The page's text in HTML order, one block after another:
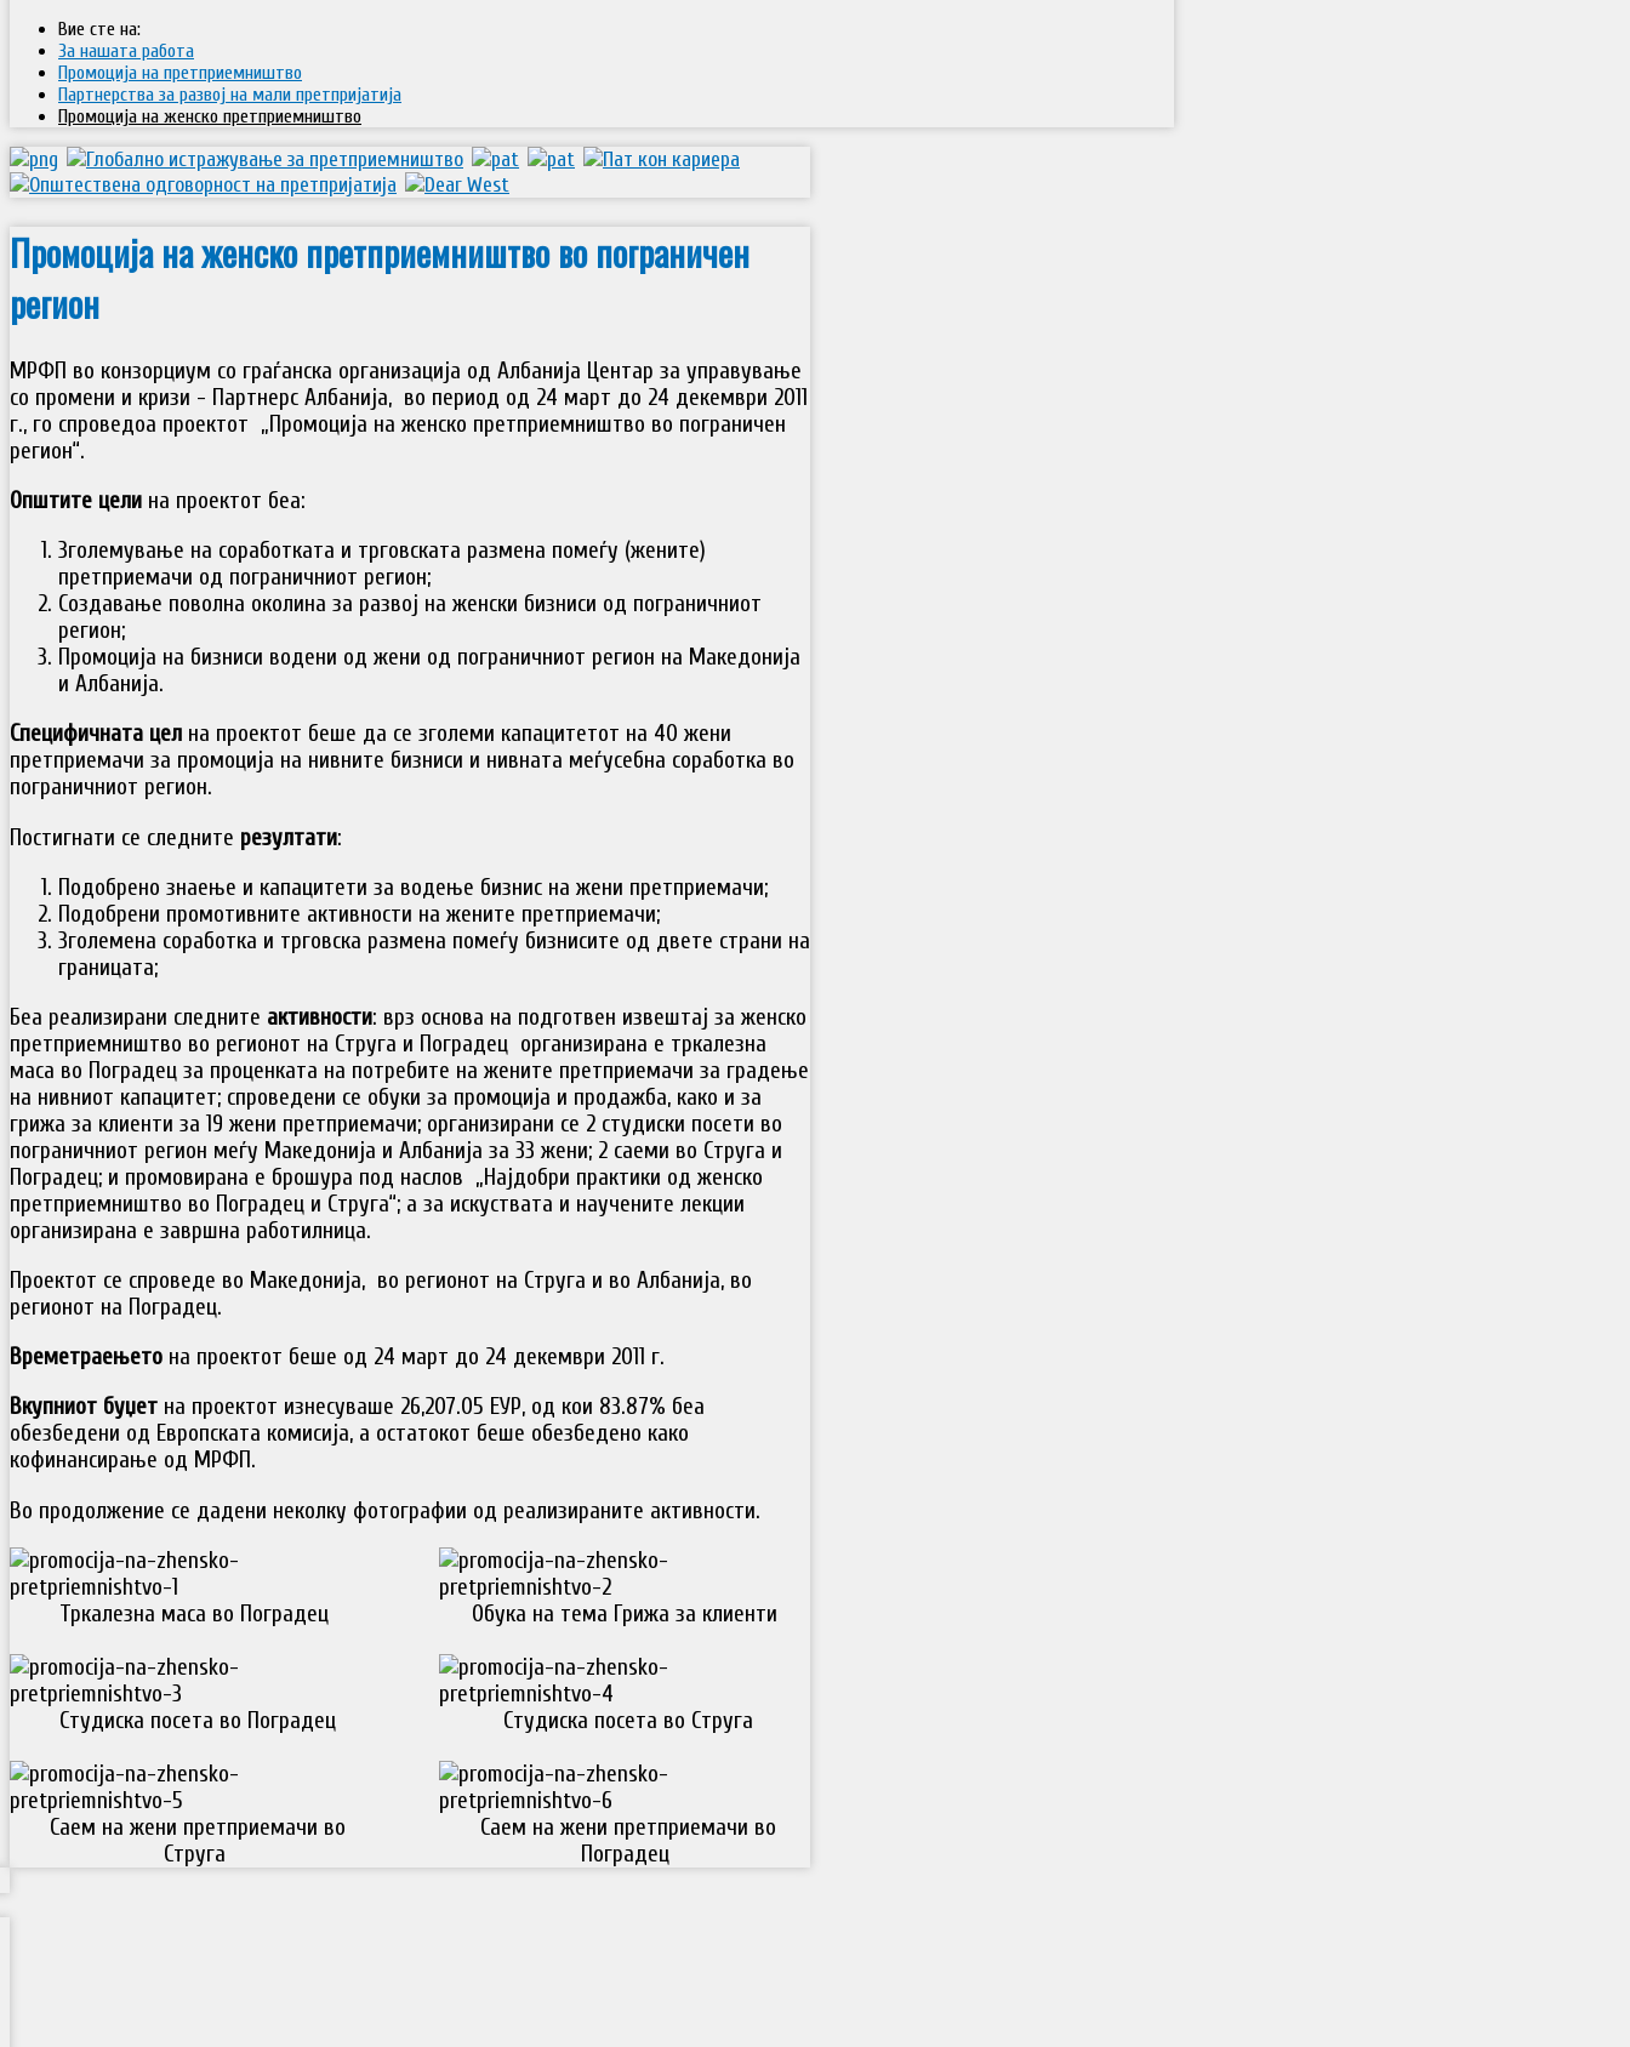
Вие сте на:
За нашата работа
Промоција на претприемништво
Партнерства за развој на мали претпријатија
Промоција на женско претприемништво
Промоција на женско претприемништво во пограничен
регион
МРФП во конзорциум со граѓанска организација од Албанија Центар за управување
со промени и кризи - Партнерс Албанија, во период од 24 март до 24 декември 2011
г., го спроведоа проектот „Промоција на женско претприемништво во пограничен
регион“.
Општите цели на проектот беа:
Зголемување на соработката и трговската размена помеѓу (жените)
претприемачи од пограничниот регион;
Создавање поволна околина за развој на женски бизниси од пограничниот
регион;
Промоција на бизниси водени од жени од пограничниот регион на Македонија
и Албанија.
Специфичната цел на проектот беше да се зголеми капацитетот на 40 жени
претприемачи за промоција на нивните бизниси и нивната меѓусебна соработка во
пограничниот регион.
Постигнати се следните резултати:
Подобрено знаење и капацитети за водење бизнис на жени претприемачи;
Подобрени промотивните активности на жените претприемачи;
Зголемена соработка и трговска размена помеѓу бизнисите од двете страни на
границата;
Беа реализирани следните активности: врз основа на подготвен извештај за женско
претприемништво во регионот на Струга и Поградец организирана е тркалезна
маса во Поградец за проценката на потребите на жените претприемачи за градење
на нивниот капацитет; спроведени се обуки за промоција и продажба, како и за
грижа за клиенти за 19 жени претприемачи; организирани се 2 студиски посети во
пограничниот регион меѓу Македонија и Албанија за 33 жени; 2 саеми во Струга и
Поградец; и промовирана е брошура под наслов „Најдобри практики од женско
претприемништво во Поградец и Струга“; а за искуствата и научените лекции
организирана е завршна работилница.
Проектот се спроведе во Македонија, во регионот на Струга и во Албанија, во
регионот на Поградец.
Времетраењето на проектот беше од 24 март до 24 декември 2011 г.
Вкупниот буџет на проектот изнесуваше 26,207.05 ЕУР, од кои 83.87% беа
обезбедени од Европската комисија, а остатокот беше обезбедено како
кофинансирање од МРФП.
Во продолжение се дадени неколку фотографии од реализираните активности.
Тркалезна маса во Поградец Обука на тема Грижа за клиенти
Студиска посета во Поградец Студиска посета во Струга
Саем на жени претприемачи во
Струга
Саем на жени претприемачи во
Поградец